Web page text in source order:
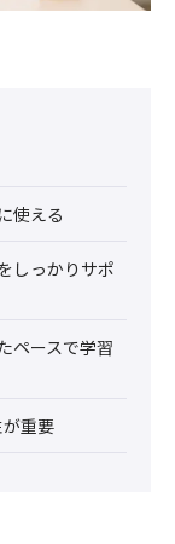
使える
しっかりサポ
ペースで学習
重要